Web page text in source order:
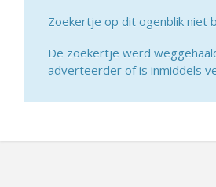
Zoekertje op dit ogenblik niet
De zoekertje werd
adverteerder of is inmiddels